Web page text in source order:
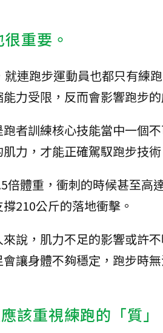
很重要。
連跑步運動員也都只有練
力受限，反而會影響跑步的
者訓練核心技能當中一個
力，才能正確駕馭跑步技
倍體重，衝刺的時候甚至高
210公斤的落地衝擊。
說，肌力不足的影響或許
讓身體不夠穩定，跑步時
該重視練跑的「質」